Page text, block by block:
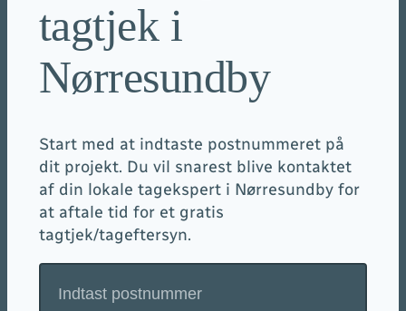
tagtjek i
Nørresundby
Start med at indtaste postnummeret på
dit projekt. Du vil snarest blive kontaktet
af din lokale tagekspert i Nørresundby for
at aftale tid for et gratis
tagtjek/tageftersyn.